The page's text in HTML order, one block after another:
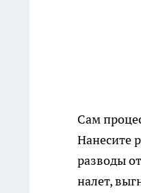
Сам
Нанесите
разводы
налет,